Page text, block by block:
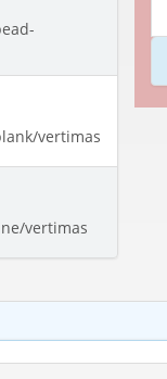
vertimas
vertimas